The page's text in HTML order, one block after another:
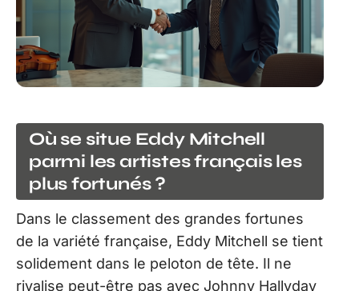
Où se situe Eddy Mitchell
parmi les artistes français les
plus fortunés ?
Dans le classement des grandes fortunes
de la variété française, Eddy Mitchell se tient
solidement dans le peloton de tête. Il ne
rivalise peut-être pas avec Johnny Hallyday